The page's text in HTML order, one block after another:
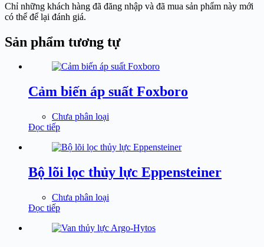
Chỉ những khách hàng đã đăng nhập và đã mua sản phẩm này mới
có thể để lại đánh giá.
Sản phẩm tương tự
Cảm biến áp suất Foxboro
Chưa phân loại
Đọc tiếp
Bộ lõi lọc thủy lực Eppensteiner
Chưa phân loại
Đọc tiếp